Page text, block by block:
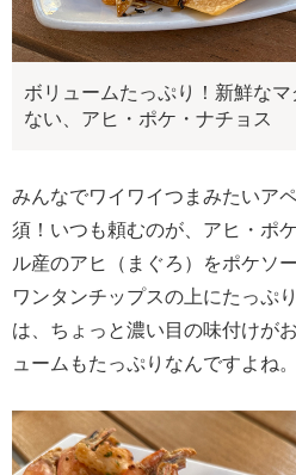
ボリュームたっぷり！新鮮な
ない、アヒ・ポケ・ナチョス
みんなでワイワイつまみたいア
須！いつも頼むのが、アヒ・ポ
ル産のアヒ（まぐろ）をポケソ
ワンタンチップスの上にたっぷ
は、ちょっと濃い目の味付けが
ュームもたっぷりなんですよね。